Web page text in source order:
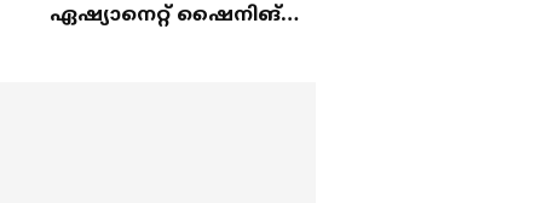
ഏഷ്യാനെറ്റ് ഷൈനിങ്